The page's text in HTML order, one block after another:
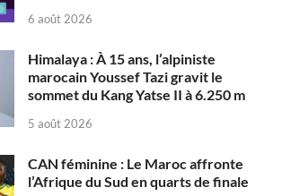
6 août 2026
Himalaya : À 15 ans, l’alpiniste
marocain Youssef Tazi gravit le
sommet du Kang Yatse II à 6.250 m
5 août 2026
CAN féminine : Le Maroc affronte
l’Afrique du Sud en quarts de finale